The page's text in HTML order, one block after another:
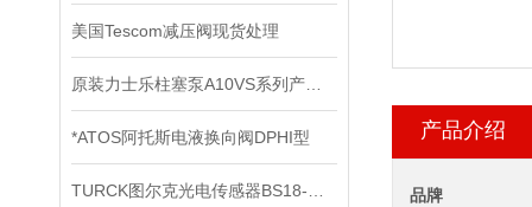
美国Tescom减压阀现货处理
*ATOS阿托斯电液换向阀DPHI型 产品介绍
品牌